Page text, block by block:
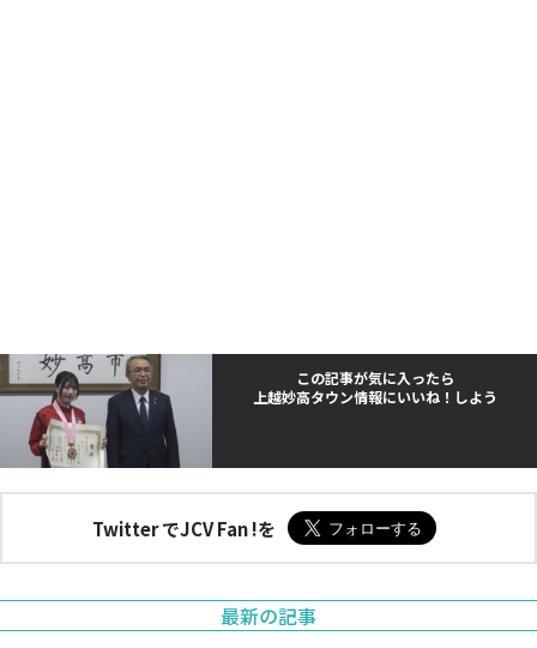
この記事が気に入ったら
上越妙高タウン情報にいいね！しよう
Twitter でJCV Fan !を
最新の記事